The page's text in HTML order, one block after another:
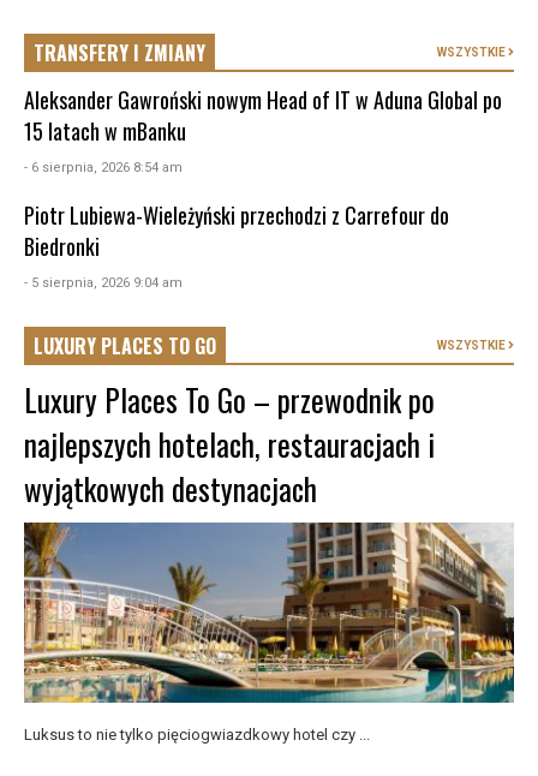
TRANSFERY I ZMIANY WSZYSTKIE
Aleksander Gawroński nowym Head of IT w Aduna Global po
15 latach w mBanku
- 6 sierpnia, 2026 8:54 am
Piotr Lubiewa-Wieleżyński przechodzi z Carrefour do
Biedronki
- 5 sierpnia, 2026 9:04 am
LUXURY PLACES TO GO WSZYSTKIE
Luxury Places To Go – przewodnik po
najlepszych hotelach, restauracjach i
wyjątkowych destynacjach
Luksus to nie tylko pięciogwiazdkowy hotel czy ...